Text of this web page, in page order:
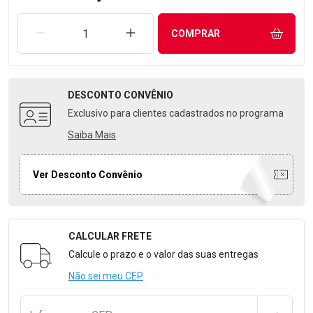
REMOVER UMA UNIDADEAUMENTAR UMA UNIDADE
COMPRAR
DESCONTO CONVÊNIO
Exclusivo para clientes cadastrados no programa
Saiba Mais
Ver Desconto Convênio
Formulário para Calcular o Frete
CALCULAR FRETE
Calcule o prazo e o valor das suas entregas
Não sei meu CEP